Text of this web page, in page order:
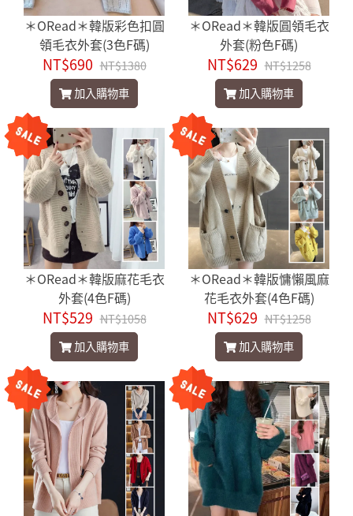
＊ORead＊韓版彩色扣圓
領毛衣外套(3色F碼)
NT$690 NT$1380
加入購物車
＊ORead＊韓版圓領毛衣
外套(粉色F碼)
NT$629 NT$1258
加入購物車
＊ORead＊韓版麻花毛衣
外套(4色F碼)
NT$529 NT$1058
加入購物車
＊ORead＊韓版慵懶風麻
花毛衣外套(4色F碼)
NT$629 NT$1258
加入購物車